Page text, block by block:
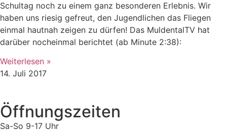
Schultag noch zu einem ganz besonderen Erlebnis. Wir
haben uns riesig gefreut, den Jugendlichen das Fliegen
einmal hautnah zeigen zu dürfen! Das MuldentalTV hat
darüber nocheinmal berichtet (ab Minute 2:38):
Weiterlesen »
14. Juli 2017
Öffnungszeiten
Sa-So 9-17 Uhr